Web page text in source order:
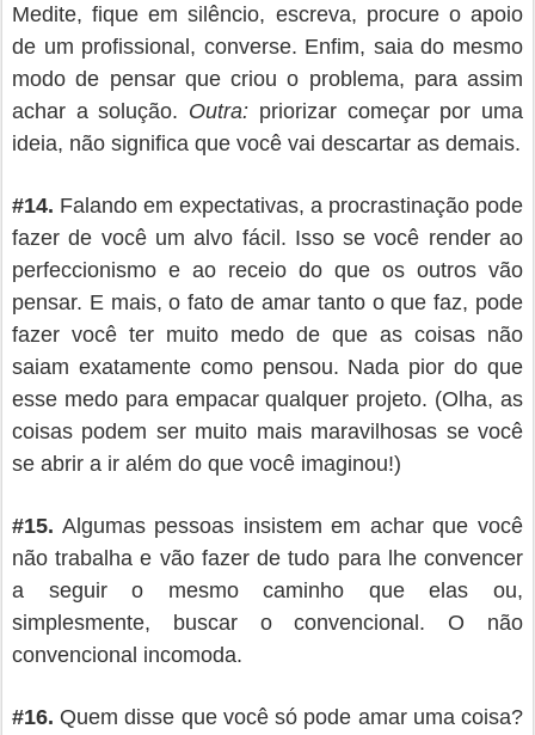
Medite, fique em silêncio, escreva, procure o apoio
de um profissional, converse. Enfim, saia do mesmo
modo de pensar que criou o problema, para assim
achar a solução. Outra: priorizar começar por uma
ideia, não significa que você vai descartar as demais.
#14. Falando em expectativas, a procrastinação pode
fazer de você um alvo fácil. Isso se você render ao
perfeccionismo e ao receio do que os outros vão
pensar. E mais, o fato de amar tanto o que faz, pode
fazer você ter muito medo de que as coisas não
saiam exatamente como pensou. Nada pior do que
esse medo para empacar qualquer projeto. (Olha, as
coisas podem ser muito mais maravilhosas se você
se abrir a ir além do que você imaginou!)
#15. Algumas pessoas insistem em achar que você
não trabalha e vão fazer de tudo para lhe convencer
a seguir o mesmo caminho que elas ou,
simplesmente, buscar o convencional. O não
convencional incomoda.
#16. Quem disse que você só pode amar uma coisa?